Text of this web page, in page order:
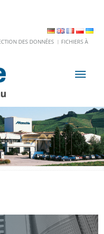
DES DONNÉES
FICHIERS À